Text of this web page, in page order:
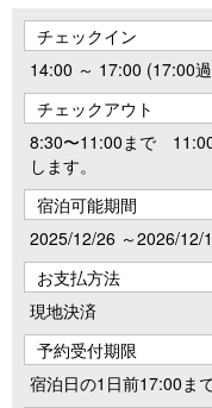
チェックイン
14:00 ～ 17:00 (17:00
チェックアウト
8:30〜11:00まで
します。
宿泊可能期間
2025/12/26 ～2026/12/
お支払方法
現地決済
予約受付期限
宿泊日の1日前17:00ま